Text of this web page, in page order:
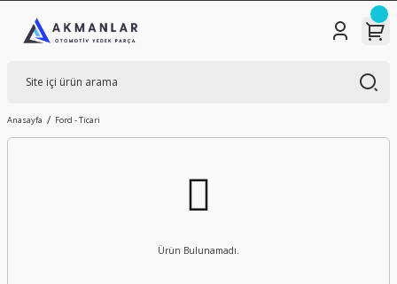
Anasayfa Ford - Ticari
Ürün Bulunamadı.